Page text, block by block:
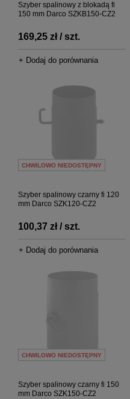
Szyber spalinowy z blokadą fi
150 mm Darco SZKB150-CZ2
169,25 zł / szt.
+ Dodaj do porównania
CHWILOWO NIEDOSTĘPNY
Szyber spalinowy czarny fi 120
mm Darco SZK120-CZ2
100,37 zł / szt.
+ Dodaj do porównania
CHWILOWO NIEDOSTĘPNY
Szyber spalinowy czarny fi 150
mm Darco SZK150-CZ2